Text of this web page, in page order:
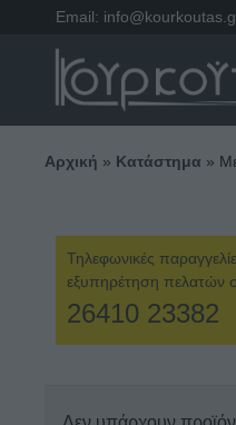
Email:
Αρχική » Κατάστημα »
Τηλεφωνικές
εξυπηρέτηση πελατών
26410 23382